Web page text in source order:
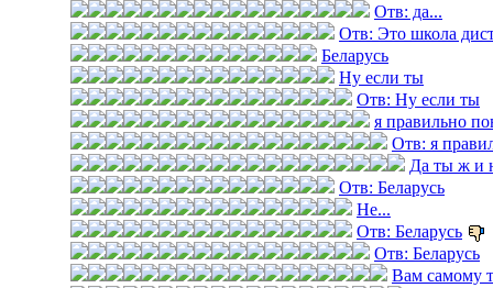
Отв: да...
Отв: Это школа
Беларусь
Ну если ты
Отв: Ну если ты
я правильно
Отв: я
Да ты ж и
Отв: Беларусь
Не...
Отв: Беларусь
Отв: Беларусь
Вам самому